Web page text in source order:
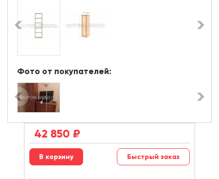
Фото от покупателей:
42 850 ₽
Быстрый заказ